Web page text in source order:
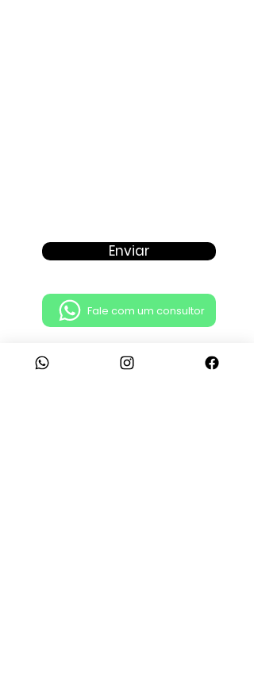
Enviar
Fale com um consultor